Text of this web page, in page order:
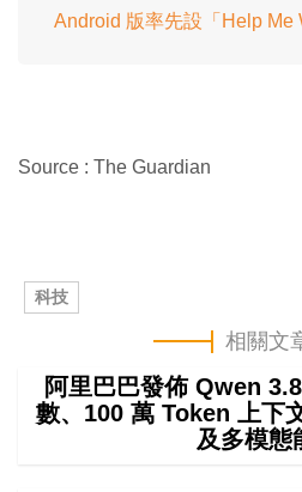
Android 版率先設「Help Me
Source : The Guardian
科技
相關文
阿里巴巴發佈 Qwen
數、100 萬 Token 上
及多模態